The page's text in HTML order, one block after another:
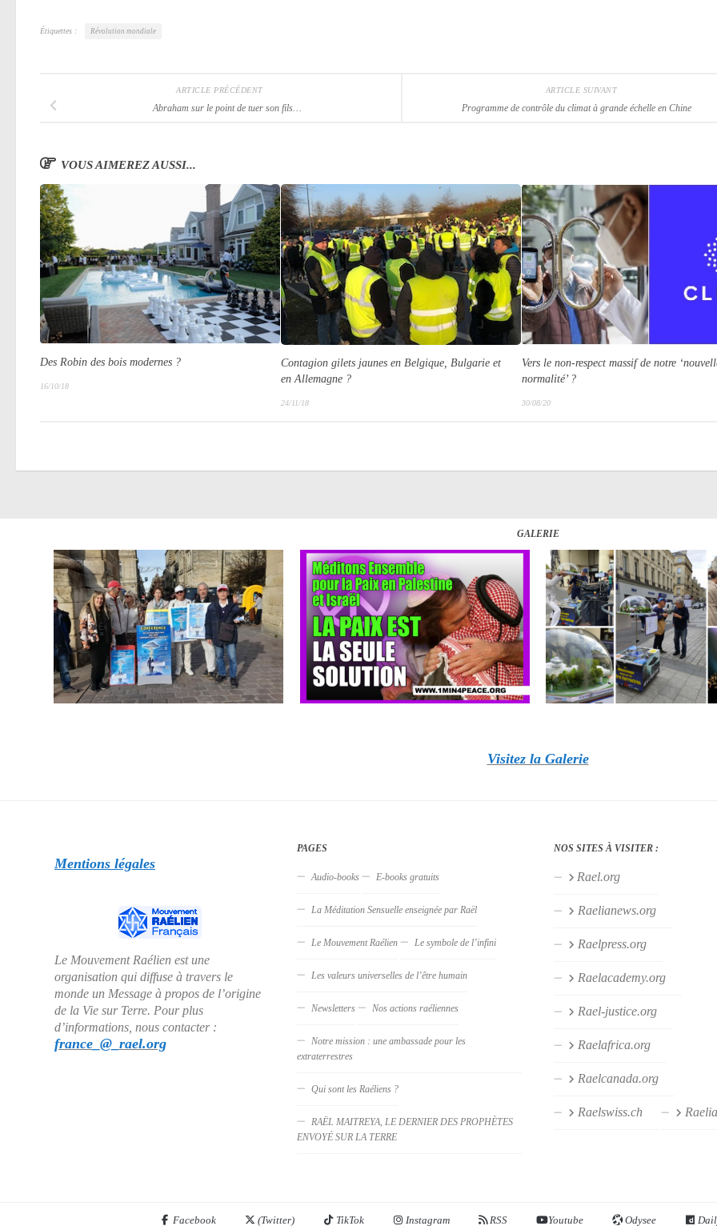
Étiquettes : Révolution mondiale
ARTICLE SUIVANT
Programme de contrôle du climat à grande échelle en Chine
ARTICLE PRÉCÉDENT
Abraham sur le point de tuer son fils…
VOUS AIMEREZ AUSSI...
Des Robin des bois modernes ?
16/10/18
Contagion gilets jaunes en Belgique, Bulgarie et
en Allemagne ?
24/11/18
Vers le non-respect massif de notre
normalité’?
30/08/20
GALERIE
Visitez la Galerie
Mentions légales
Le Mouvement Raélien est une
organisation qui diffuse à travers le
monde un Message à propos de l’origine
de la Vie sur Terre. Pour plus
d’informations, nous contacter :
france_@_rael.org
PAGES
Audio-books E-books gratuits
La Méditation Sensuelle enseignée par Raël
Le Mouvement Raélien Le symbole de l’infini
Les valeurs universelles de l’être humain
Newsletters Nos actions raéliennes
Notre mission : une ambassade pour les
extraterrestres
Qui sont les Raéliens ?
RAËL MAITREYA, LE DERNIER DES PROPHÈTES
ENVOYÉ SUR LA TERRE
NOS SITES À VISITER :
Rael.org
Raelianews.org
Raelpress.org
Raelacademy.org
Rael-justice.org
Raelafrica.org
Raelcanada.org
Raelswiss.ch
Facebook (Twitter) TikTok Instagram RSS Youtube Odysee